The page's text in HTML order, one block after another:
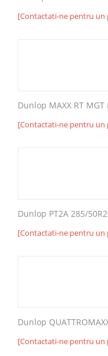
[Contactati-ne pentru un
Dunlop MAXX RT MGT
[Contactati-ne pentru un
Dunlop PT2A 285/
[Contactati-ne pentru un
Dunlop
[Contactati-ne pentru un